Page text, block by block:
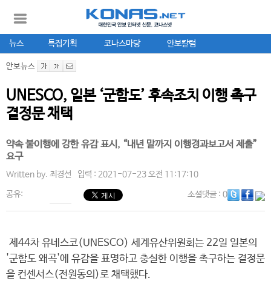
뉴스 특집기획 코나스마당 안보칼럼
안보뉴스
UNESCO, 일본 ‘군함도’ 후속조치 이행 촉구
결정문 채택
약속 불이행에 강한 유감 표시, “내년 말까지 이행경과보고서 제출”
요구
Written by. 최경선 입력 : 2021-07-23 오전 11:17:10
공유: 소셜댓글: 0
제44차 유네스코(UNESCO) 세계유산위원회는 22일 일본의
'군함도 왜곡'에 유감을 표명하고 충실한 이행을 촉구하는 결정문
을 컨센서스(전원동의)로 채택했다.